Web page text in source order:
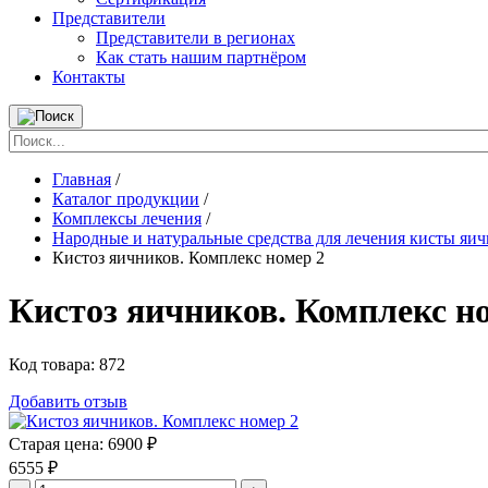
Представители
Представители в регионах
Как стать нашим партнёром
Контакты
Главная /
Каталог продукции /
Комплексы лечения /
Народные и натуральные средства для лечения кисты
Кистоз яичников. Комплекс номер 2
Кистоз яичников. Комплекс
Код товара: 872
Добавить отзыв
Старая цена: 6900 ₽
6555 ₽